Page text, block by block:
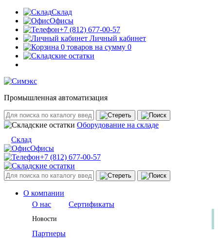
Склад
Офисы
+7 (812) 677-00-57
Личный кабинет
0 товаров на сумму 0
Промышленная автоматизация
Оборудование на складе
Склад
Офисы
+7 (812) 677-00-57
О компании
О нас
Сертификаты
Новости
Партнеры